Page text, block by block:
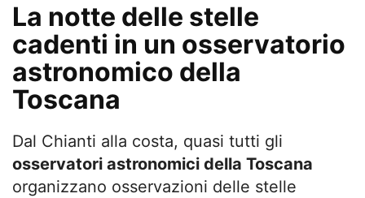
La notte delle stelle
cadenti in un osservatorio
astronomico della
Toscana
Dal Chianti alla costa, quasi tutti gli
osservatori astronomici della Toscana
organizzano osservazioni delle stelle